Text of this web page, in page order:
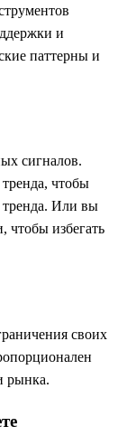
и
паттерны и
сигналов.
чтобы
тренда. Или вы
чтобы избегать
своих
рынка.